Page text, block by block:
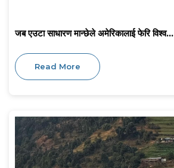
जब एउटा साधारण मान्छेले अमेरिकालाई फेरि विश्व...
Read More